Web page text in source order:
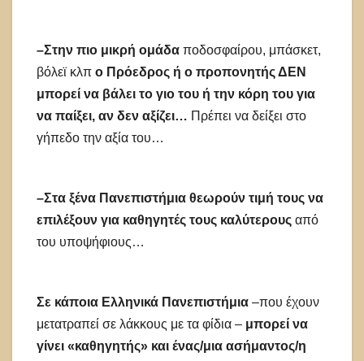
–Στην πιο μικρή ομάδα ποδοσφαίρου, μπάσκετ,
βόλεϊ κλπ ο Πρόεδρος ή ο προπονητής ΔΕΝ
μπορεί να βάλει το γιο του ή την κόρη του για
να παίξει, αν δεν αξίζει… Πρέπει να δείξει στο
γήπεδο την αξία του…
–Στα ξένα Πανεπιστήμια θεωρούν τιμή τους να
επιλέξουν για καθηγητές τους καλύτερους από
του υποψήφιους…
Σε κάποια Ελληνικά Πανεπιστήμια –που έχουν
μετατραπεί σε λάκκους με τα φίδια – μπορεί να
γίνει «καθηγητής» και ένας/μια ασήμαντος/η